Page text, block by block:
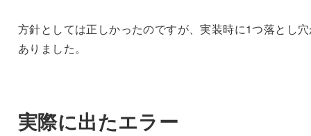
方針としては正しかったのですが、実装時に1つ落とし
ありました。
実際に出たエラー